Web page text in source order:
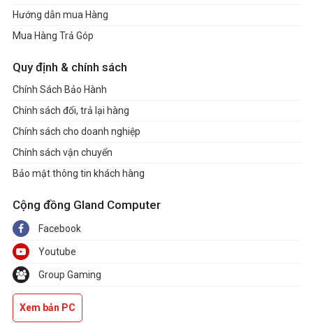
Hướng dẫn mua Hàng
Mua Hàng Trả Góp
Quy định & chính sách
Chính Sách Bảo Hành
Chính sách đổi, trả lại hàng
Chính sách cho doanh nghiệp
Chính sách vận chuyển
Bảo mật thông tin khách hàng
Cộng đồng Gland Computer
Facebook
Youtube
Group Gaming
Xem bản PC